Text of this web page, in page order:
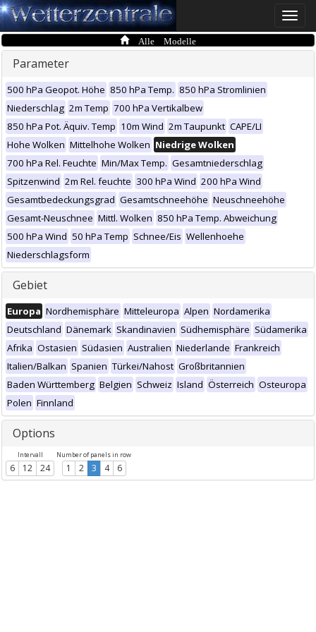
Toggle
Alle Modelle
Parameter
500 hPa Geopot. Höhe 850 hPa Temp. 850 hPa Stromlinien
Niederschlag 2m Temp 700 hPa Vertikalbew
850 hPa Pot. Äquiv. Temp 10m Wind 2m Taupunkt CAPE/LI
Hohe Wolken Mittelhohe Wolken Niedrige Wolken
700 hPa Rel. Feuchte Min/Max Temp. Gesamtniederschlag
Spitzenwind 2m Rel. feuchte 300 hPa Wind 200 hPa Wind
Gesamtbedeckungsgrad Gesamtschneehöhe Neuschneehöhe
Gesamt-Neuschnee Mittl. Wolken 850 hPa Temp. Abweichung
500 hPa Wind 50 hPa Temp Schnee/Eis Wellenhoehe
Niederschlagsform
Gebiet
Europa Nordhemisphäre Mitteleuropa Alpen Nordamerika
Deutschland Dänemark Skandinavien Südhemisphäre Südamerika
Afrika Ostasien Südasien Australien Niederlande Frankreich
Italien/Balkan Spanien Türkei/Nahost Großbritannien
Baden Württemberg Belgien Schweiz Island Österreich Osteuropa
Polen Finnland
Options
Intervall
6 12 24
Number of panels in row
1 2 3 4 6